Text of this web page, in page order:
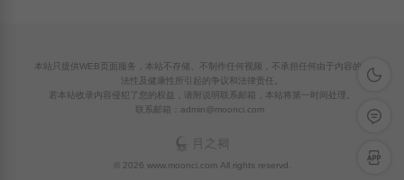
深色模
留言反
APP下
本站只提供WEB页面服务，本站不存储、不制作任何视频，不承担任何由于内容的合
法性及健康性所引起的争议和法律责任。
若本站收录内容侵犯了您的权益，请附说明联系邮箱，本站将第一时间处理。
联系邮箱：admin@moonci.com
© 2026 www.moonci.com All rights reservd.